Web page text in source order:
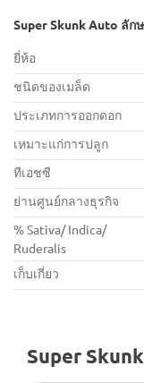
Super Skunk Auto ลัก
ยี่ห้อ
ชนิดของเมล็ด
ประเภทการออกดอก
เหมาะแก่การปลูก
ทีเอชซี
ย่านศูนย์กลางธุรกิจ
% Sativa/ Indica/
Ruderalis
เก็บเกี่ยว
Super